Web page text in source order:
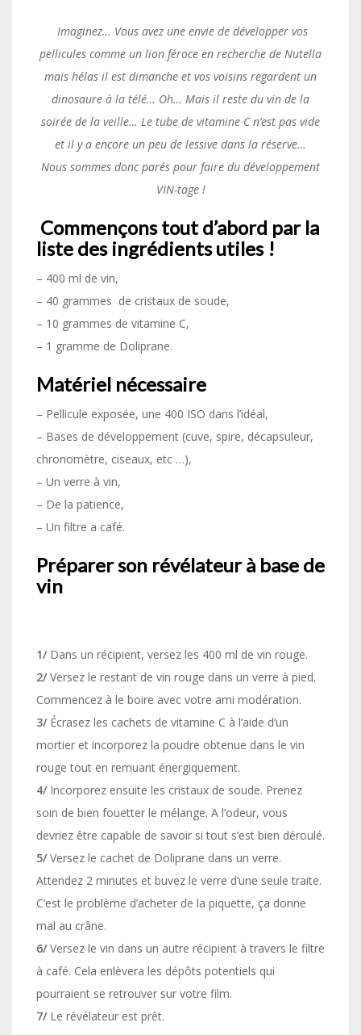
Imaginez… Vous avez une envie de développer vos
pellicules comme un lion féroce en recherche de Nutella
mais hélas il est dimanche et vos voisins regardent un
dinosaure à la télé… Oh… Mais il reste du vin de la
soirée de la veille… Le tube de vitamine C n’est pas vide
et il y a encore un peu de lessive dans la réserve…
Nous sommes donc parés pour faire du développement
VIN-tage !
Commençons tout d’abord par la
liste des ingrédients utiles !
– 400 ml de vin,
– 40 grammes de cristaux de soude,
– 10 grammes de vitamine C,
– 1 gramme de Doliprane.
Matériel nécessaire
– Pellicule exposée, une 400 ISO dans l’idéal,
– Bases de développement (cuve, spire, décapsuleur,
chronomètre, ciseaux, etc …),
– Un verre à vin,
– De la patience,
– Un filtre a café.
Préparer son révélateur à base de
vin
1/Dans un récipient, versez les 400 ml de vin rouge.
2/Versez le restant de vin rouge dans un verre à pied.
Commencez à le boire avec votre ami modération.
3/Écrasez les cachets de vitamine C à l’aide d’un
mortier et incorporez la poudre obtenue dans le vin
rouge tout en remuant énergiquement.
4/Incorporez ensuite les cristaux de soude. Prenez
soin de bien fouetter le mélange. A l’odeur, vous
devriez être capable de savoir si tout s’est bien déroulé.
5/Versez le cachet de Doliprane dans un verre.
Attendez 2 minutes et buvez le verre d’une seule traite.
C’est le problème d’acheter de la piquette, ça donne
mal au crâne.
6/Versez le vin dans un autre récipient à travers le filtre
à café. Cela enlèvera les dépôts potentiels qui
pourraient se retrouver sur votre film.
7/Le révélateur est prêt.